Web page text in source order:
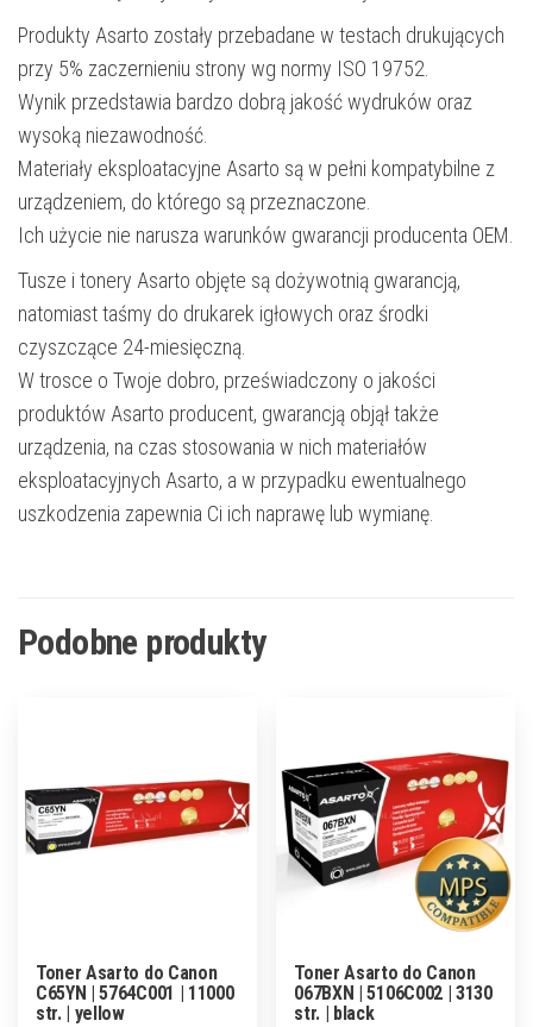
Produkty Asarto zostały przebadane w testach drukujących
przy 5% zaczernieniu strony wg normy ISO 19752.
Wynik przedstawia bardzo dobrą jakość wydruków oraz
wysoką niezawodność.
Materiały eksploatacyjne Asarto są w pełni kompatybilne z
urządzeniem, do którego są przeznaczone.
Ich użycie nie narusza warunków gwarancji producenta OEM.
Tusze i tonery Asarto objęte są dożywotnią gwarancją,
natomiast taśmy do drukarek igłowych oraz środki
czyszczące 24-miesięczną.
W trosce o Twoje dobro, przeświadczony o jakości
produktów Asarto producent, gwarancją objął także
urządzenia, na czas stosowania w nich materiałów
eksploatacyjnych Asarto, a w przypadku ewentualnego
uszkodzenia zapewnia Ci ich naprawę lub wymianę.
Podobne produkty
Toner Asarto do Canon
C65YN | 5764C001 | 11000
str. | yellow
Toner Asarto do Canon
067BXN | 5106C002 | 3130
str. | black